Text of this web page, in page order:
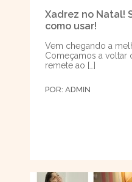
Xadrez no Natal!
como usar!
Vem chegando a
Começamos a voltar
remete ao […]
POR: ADMIN